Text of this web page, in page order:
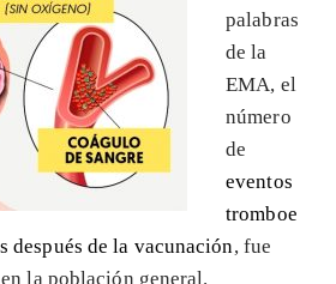
palabras
de la
EMA, el
número
de
eventos
tromboe
de la vacunación, fue
la población general.